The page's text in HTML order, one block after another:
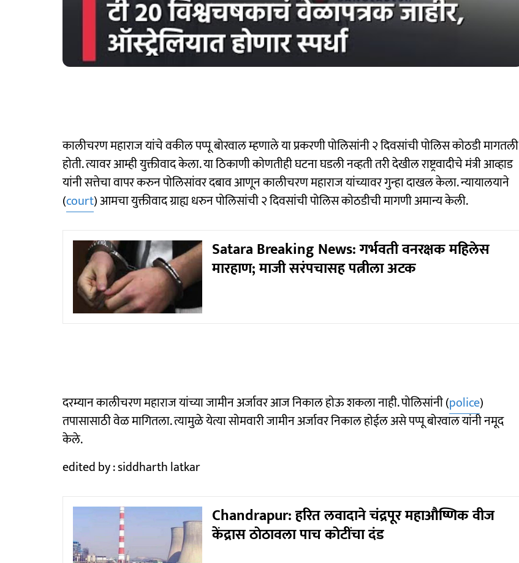
कालीचरण महाराज यांचे वकील पप्पू बोरवाल म्हणाले या प्रकरणी पाेलिसांनी २ दिवसांची पाेलिस काेठडी मागतली
हाेती. त्यावर आम्ही युक्तीवाद केला. या ठिकाणी काेणतीही घटना घडली नव्हती तरी देखील राष्ट्रवादीचे मंत्री आव्हाड
यांनी सत्तेचा वापर करुन पाेलिसांवर दबाव आणून कालीचरण महाराज यांच्यावर गुन्हा दाखल केला. न्यायालयाने
(court) आमचा युक्तीवाद ग्राह्य धरुन पाेलिसांची २ दिवसांची पाेलिस काेठडीची मागणी अमान्य केली.
Satara Breaking News: गर्भवती वनरक्षक महिलेस
मारहाण; माजी सरंपचासह पत्नीला अटक
दरम्यान कालीचरण महाराज यांच्या जामीन अर्जावर आज निकाल हाेऊ शकला नाही. पाेलिसांनी (police)
तपासासाठी वेळ मागितला. त्यामुळे येत्या साेमवारी जामीन अर्जावर निकाल हाेईल असे पप्पू बाेरवाल यांनी नमूद
केले.
edited by : siddharth latkar
Chandrapur: हरित लवादाने चंद्रपूर महाऔष्णिक वीज
केंद्रास ठाेठावला पाच काेटींचा दंड